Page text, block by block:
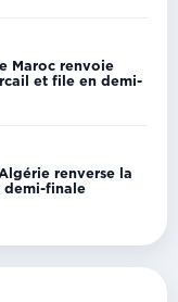
Maroc renvoie
et file en demi-
renverse la
demi-finale